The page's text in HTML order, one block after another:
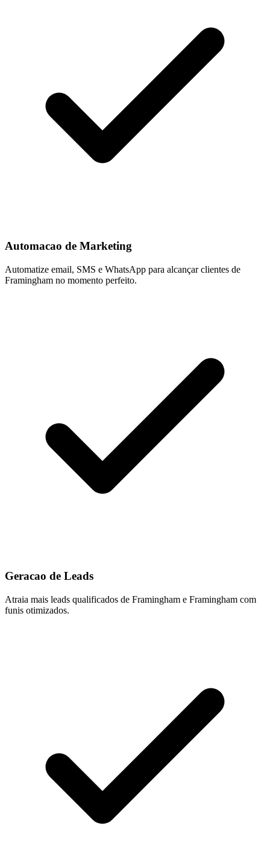
Automacao de Marketing
Automatize email, SMS e WhatsApp para alcançar clientes de
Framingham no momento perfeito.
Geracao de Leads
Atraia mais leads qualificados de Framingham e Framingham com
funis otimizados.